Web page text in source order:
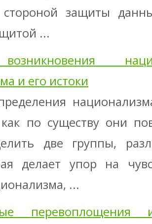
защиты
...
и его истоки
по существу они
две группы,
делает упор на
...
перевоплощения